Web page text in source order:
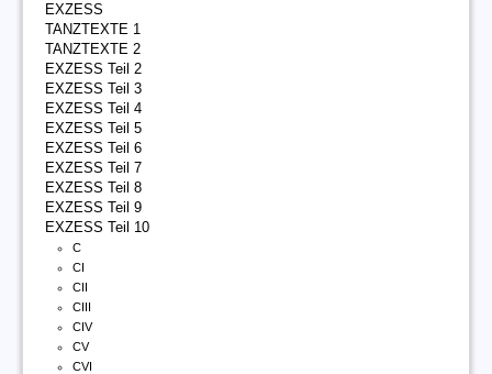
EXZESS
TANZTEXTE 1
TANZTEXTE 2
EXZESS Teil 2
EXZESS Teil 3
EXZESS Teil 4
EXZESS Teil 5
EXZESS Teil 6
EXZESS Teil 7
EXZESS Teil 8
EXZESS Teil 9
EXZESS Teil 10
C
CI
CII
CIII
CIV
CV
CVI